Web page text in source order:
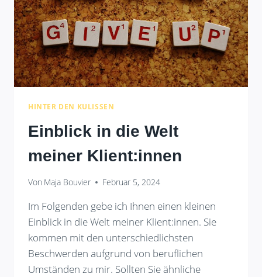
HINTER DEN KULISSEN
Einblick in die Welt
meiner Klient:innen
Von Maja Bouvier Februar 5, 2024
Im Folgenden gebe ich Ihnen einen kleinen
Einblick in die Welt meiner Klient:innen. Sie
kommen mit den unterschiedlichsten
Beschwerden aufgrund von beruflichen
Umständen zu mir. Sollten Sie ähnliche